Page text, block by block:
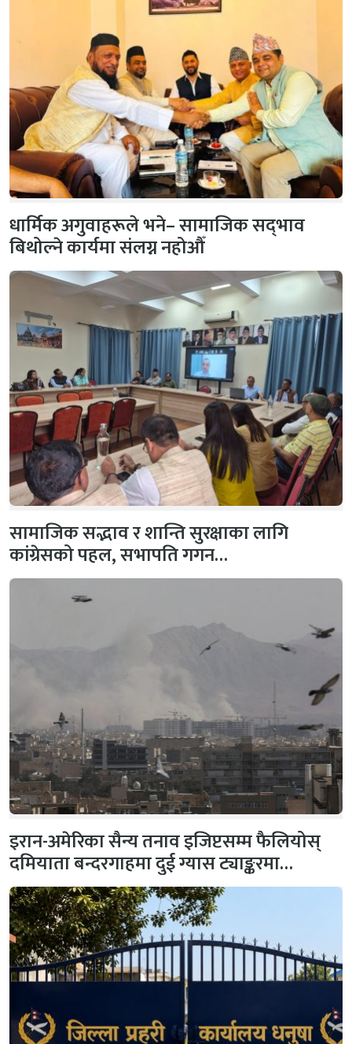
धार्मिक अगुवाहरूले भने– सामाजिक सद्‌भाव
बिथोल्ने कार्यमा संलग्न नहोऔँ
सामाजिक सद्भाव र शान्ति सुरक्षाका लागि
कांग्रेसको पहल, सभापति गगन…
इरान-अमेरिका सैन्य तनाव इजिप्टसम्म फैलियोस्
दमियाता बन्दरगाहमा दुई ग्यास ट्याङ्करमा…